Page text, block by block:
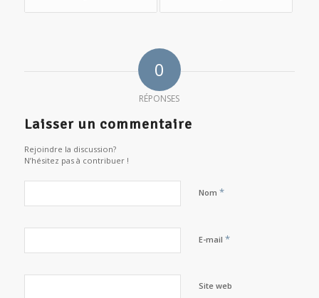
0
RÉPONSES
Laisser un commentaire
Rejoindre la discussion?
N’hésitez pas à contribuer !
Nom *
E-mail *
Site web